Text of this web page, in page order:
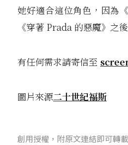
她好適合這位角色，因為
《穿著 Prada 的惡魔》之
有任何需求請寄信至
圖片來源二十世紀福斯
創用授權，附原文連結即可轉載